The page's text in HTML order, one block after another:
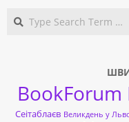
BookForum
Сеітаблаєв Великдень у